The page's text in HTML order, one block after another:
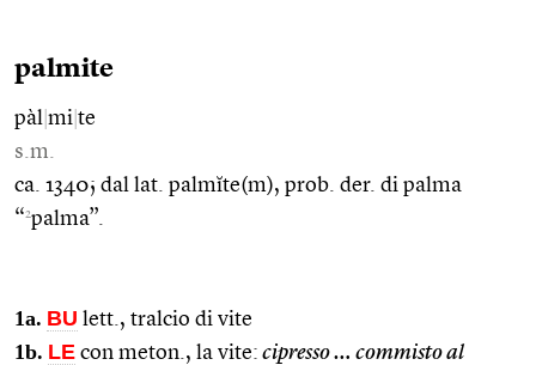
palmite
pàl mi te
s.m.
ca. 1340; dal lat. palmĭte(m), prob. der. di palma
“2palma”.
1a. BU lett., tralcio di vite
1b. LE con meton., la vite: cipresso … commisto al